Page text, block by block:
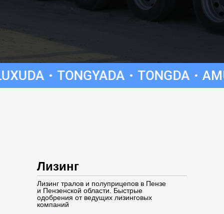
TONGDA AMUR CIMC
Лизинг тралов и полуприцепов в Пензе
и Пензенской области. Быстрые
одобрения от ведущих лизинговых
компаний
Лизинг